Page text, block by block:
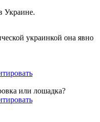
Украине.
украинкой она явно
или лошадка?